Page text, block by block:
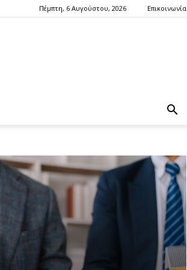
Πέμπτη, 6 Αυγούστου, 2026 Επικοινωνία